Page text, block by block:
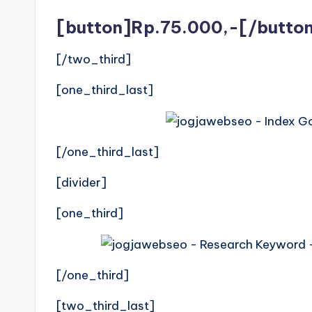
[button]Rp.75.000,-[/
[/two_third]
[one_third_last]
[/one_third_last]
[divider]
[one_third]
[/one_third]
[two_third_last]